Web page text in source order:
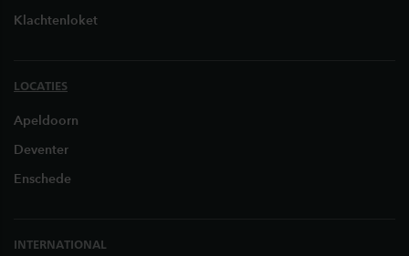
Klachtenloket
LOCATIES
Apeldoorn
Deventer
Enschede
INTERNATIONAL